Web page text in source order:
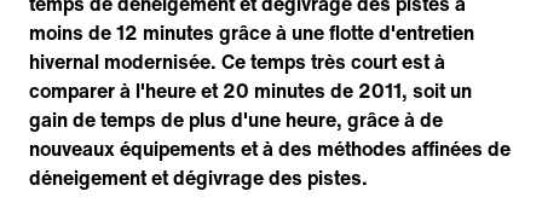
moins de 12 minutes grâce à une flotte d'entretien
hivernal modernisée. Ce temps très court est à
comparer à l'heure et 20 minutes de 2011, soit un
gain de temps de plus d'une heure, grâce à de
nouveaux équipements et à des méthodes affinées de
déneigement et dégivrage des pistes.